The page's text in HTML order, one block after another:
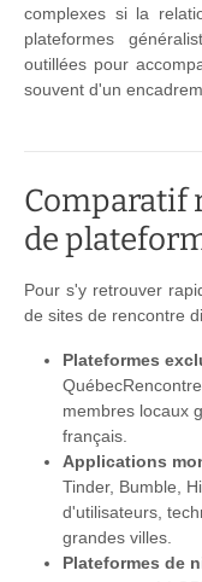
complexes si la
plateformes
outillées pour
souvent d'un
Comparatif
de
Pour s'y retrouver
de sites de rencontre
Plateformes
membres locaux
français.
Applications
Tinder, Bumble,
d'utilisateurs,
grandes villes.
Plateformes de